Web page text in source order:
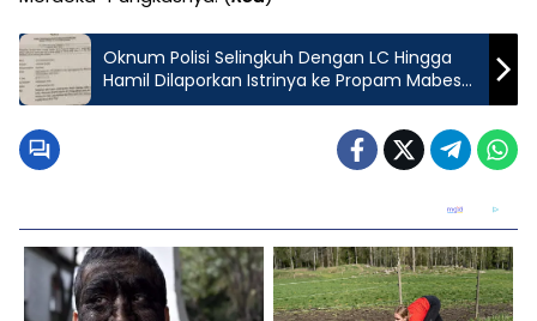
Oknum Polisi Selingkuh Dengan LC Hingga
Hamil Dilaporkan Istrinya ke Propam Mabes
Polri